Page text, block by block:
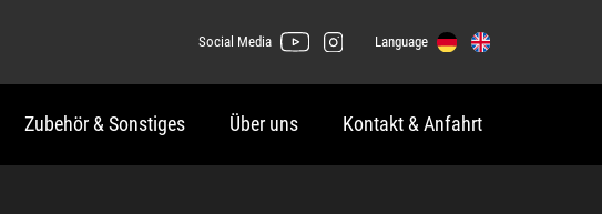
Social Media Language
Zubehör & Sonstiges Über uns Kontakt & Anfahrt